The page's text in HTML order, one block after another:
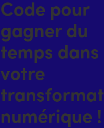
Code pour
gagner du
temps dans
votre
numérique !